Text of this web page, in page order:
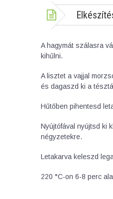
A hagymát szálasra
kihűlni.
A lisztet a vajjal
és dagaszd ki a
Hűtőben pihentesd
Nyújtófával nyújtsd ki
négyzetekre.
Letakarva keleszd
220 °C-on 6-8 perc